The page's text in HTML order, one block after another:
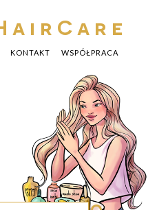
KONTAKT WSPÓŁPRACA